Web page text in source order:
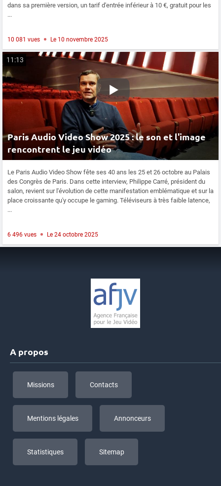
dans sa première version, un tarif d'entrée inférieur à 10 €, gratuit pour les
...
10 081 vues Le 10 novembre 2025
Paris Audio Video Show 2025 : le son et l'image
rencontrent le jeu vidéo
11:13
Le Paris Audio Video Show fête ses 40 ans les 25 et 26 octobre au Palais
des Congrès de Paris. Dans cette interview, Philippe Carré, président du
salon, revient sur l'évolution de cette manifestation emblématique et sur la
place croissante qu'y occupe le gaming. Téléviseurs à très faible latence,
...
6 496 vues Le 24 octobre 2025
A propos
Missions Contacts
Mentions légales Annonceurs
Statistiques Sitemap